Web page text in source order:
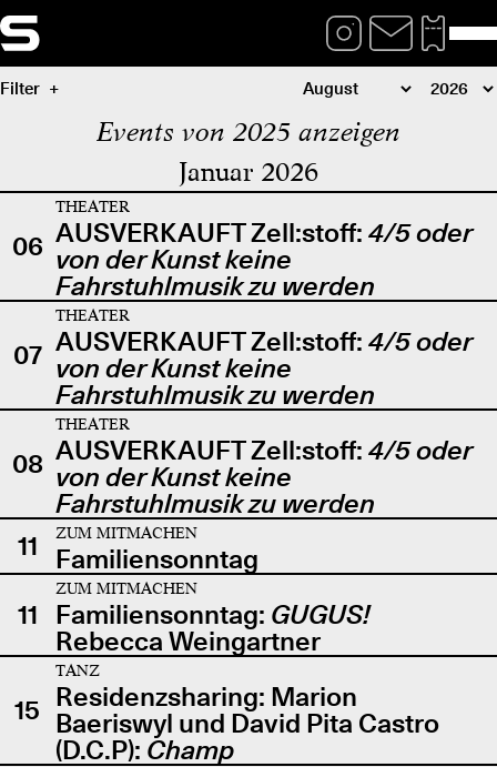
Filter
Events von 2025 anzeigen
Januar 2026
06
THEATER
AUSVERKAUFT Zell:stoff: 4/5 oder
von der Kunst keine
Fahrstuhlmusik zu werden
07
THEATER
AUSVERKAUFT Zell:stoff: 4/5 oder
von der Kunst keine
Fahrstuhlmusik zu werden
08
THEATER
AUSVERKAUFT Zell:stoff: 4/5 oder
von der Kunst keine
Fahrstuhlmusik zu werden
11
ZUM MITMACHEN
Familiensonntag
11
ZUM MITMACHEN
Familiensonntag: GUGUS!
Rebecca Weingartner
15
TANZ
Residenzsharing: Marion
Baeriswyl und David Pita Castro
(D.C.P): Champ